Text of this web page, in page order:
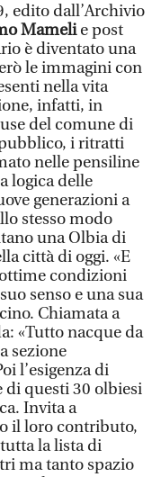
edito dall’Archivio
Mamelie post
è diventato una
le immagini con
nella vita
infatti, in
del comune di
i ritratti
nelle pensiline
logica delle
generazioni a
stesso modo
una Olbia di
città di oggi. «E
condizioni
senso e una sua
Chiamata a
«Tutto nacque da
sezione
l’esigenza di
di questi 30 olbiesi
Invita a
il loro contributo,
la lista di
ma tanto spazio